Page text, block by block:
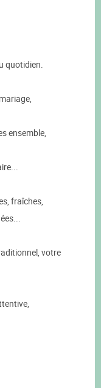
quotidien.
ensemble,
fraîches,
votre